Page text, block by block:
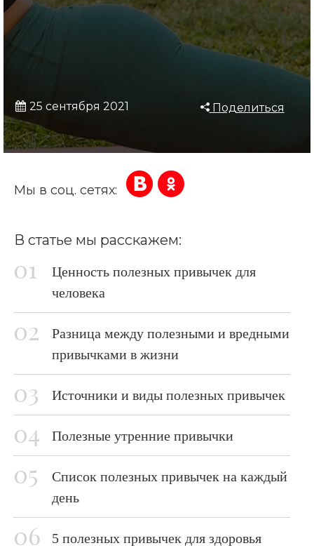
25 сентября 2021 Поделиться
Мы в соц. сетях:
В статье мы расскажем:
Ценность полезных привычек для
человека
Разница между полезными и вредными
привычками в жизни
Источники и виды полезных привычек
Полезные утренние привычки
Список полезных привычек на каждый
день
5 полезных привычек для здоровья